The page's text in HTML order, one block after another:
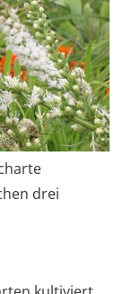
drei